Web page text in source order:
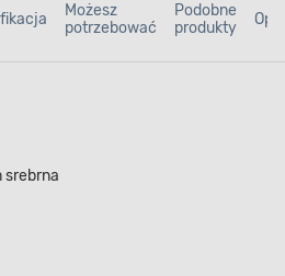
Możesz
potrzebować
Podobne
produkty
srebrna